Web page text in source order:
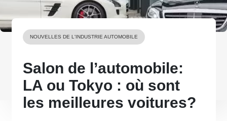
NOUVELLES DE L'INDUSTRIE AUTOMOBILE
Salon de l’automobile:
LA ou Tokyo : où sont
les meilleures voitures?